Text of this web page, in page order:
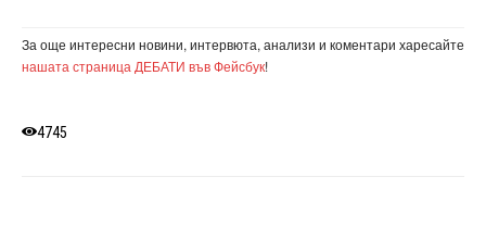
За още интересни новини, интервюта, анализи и коментари харесайте
нашата страница ДЕБАТИ във Фейсбук!
4745